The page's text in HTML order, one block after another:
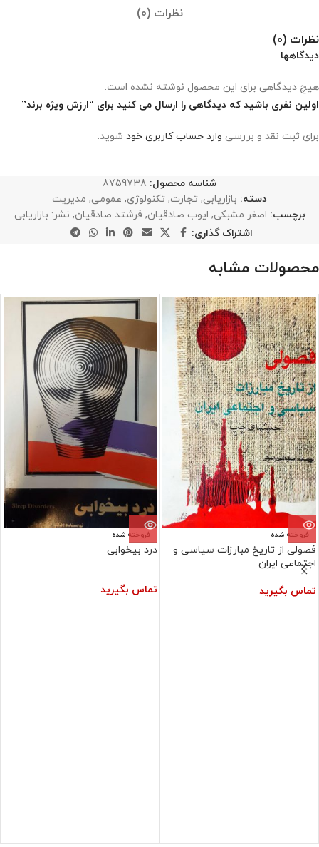
نظرات (0)
نظرات (0)
دیدگاهها
هیچ دیدگاهی برای این محصول نوشته نشده است.
اولین نفری باشید که دیدگاهی را ارسال می کنید برای “ارزش ویژه برند”
برای ثبت نقد و بررسی وارد حساب کاربری خود شوید.
شناسه محصول: 8759738
دسته: بازاریابی, تجارت, تکنولوژی, عمومی, مدیریت
برچسب: اصغر مشبکی, ایوب صادقیان, فرشتد صادقیان, نشر: بازاریابی
اشتراک گذاری:
محصولات مشابه
فروخته شده
فصولی از تاریخ مبارزات سیاسی و
اجتماعی ایران
تماس بگیرید
فروخته شده
درد بیخوابی
تماس بگیرید